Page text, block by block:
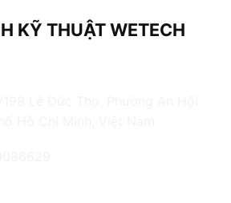
KỸ THUẬT WETECH